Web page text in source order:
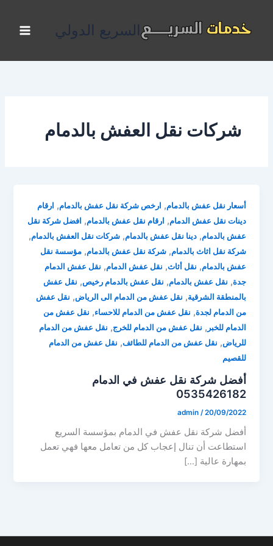
المحتوى
السريع الدولي
شركات نقل العفش بالدمام
أسعار نقل عفش بالدمام, ارخص شركة نقل عفش بالدمام, ارقام
دينات نقل عفش الدمام, ارقام نقل عفش بالدمام, افضل شركة نقل
عفش بالدمام,دينا نقل عفش بالدمام,شركات نقل العفش بالدمام,
شركة نقل اثاث بالدمام,شركة نقل عفش بالدمام,مؤسسة نقل
عفش بالدمام, نقل أثاث, نقل عفش الدمام, نقل عفش الدمام
جدة, نقل عفش بالدمام, نقل عفش بالدمام رخيص, نقل عفش
بالمنطقة الشرقية, نقل عفش من الدمام الى الرياض, نقل عفش
من الدمام لجدة, نقل عفش من الدمام للاحساء, نقل عفش من
الدمام للخبر , نقل عفش من الدمام للخرج, نقل عفش من الدمام
للرياض, نقل عفش من الدمام للطائف, نقل عفش من الدمام
للقصيم
أفضل شركة نقل عفش في الدمام
0535426182
admin /20/09/2022
أفضل شركة نقل عفش في الدمام بمؤسسة السريع
استطاعت أن تنال إعجاب كل من تعامل معها فهي تعمل
بمهارة عالية […]